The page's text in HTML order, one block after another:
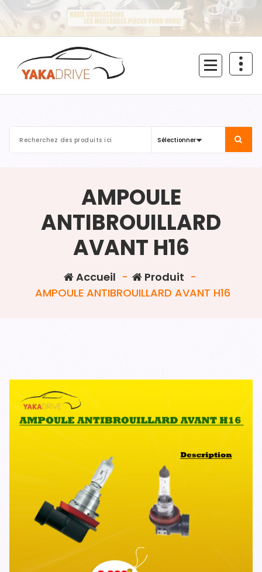
Aller
contenu
AMPOULE
ANTIBROUILLARD
AVANT H16
Accueil - Produit -
AMPOULE ANTIBROUILLARD AVANT H16